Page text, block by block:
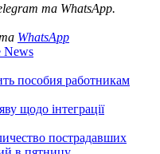
та WhatsApp.
WhatsApp
News
пособия работникам
щодо інтеграції
пострадавших